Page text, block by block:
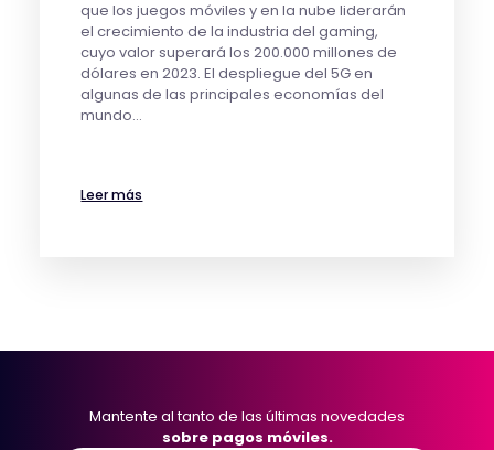
que los juegos móviles y en la nube liderarán
el crecimiento de la industria del gaming,
cuyo valor superará los 200.000 millones de
dólares en 2023. El despliegue del 5G en
algunas de las principales economías del
mundo…
Leer más
Mantente al tanto de las últimas novedades
sobre pagos móviles.